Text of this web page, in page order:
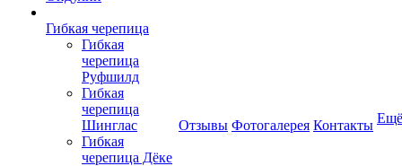
Гибкая черепица
Гибкая
черепица
Руфшилд
Гибкая
черепица
Шинглас
Гибкая
черепица Дёке
Отзывы Фотогалерея Контакты Ещё